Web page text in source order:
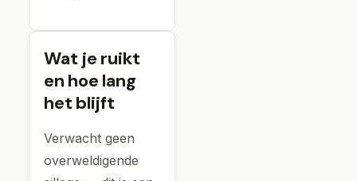
Wat je ruikt
en hoe lang
het blijft
Verwacht geen
overweldigende